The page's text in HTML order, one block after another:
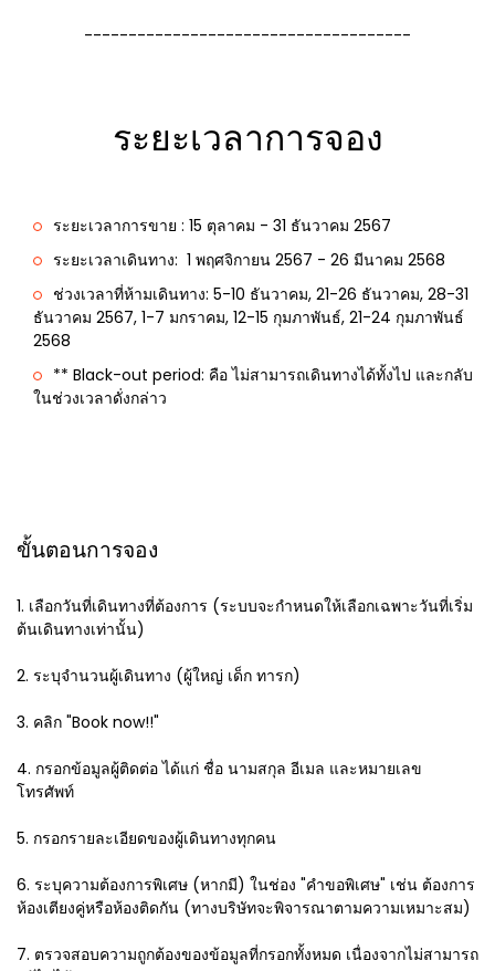
-------------------------------------
ระยะเวลาการจอง
ระยะเวลาการขาย : 15 ตุลาคม - 31 ธันวาคม 2567
ระยะเวลาเดินทาง: 1 พฤศจิกายน 2567 - 26 มีนาคม 2568
ช่วงเวลาที่ห้ามเดินทาง: 5-10 ธันวาคม, 21-26 ธันวาคม, 28-31
ธันวาคม 2567, 1-7 มกราคม, 12-15 กุมภาพันธ์, 21-24 กุมภาพันธ์
2568
** Black-out period: คือ ไม่สามารถเดินทางได้ทั้งไป และกลับ
ในช่วงเวลาดั่งกล่าว
ขั้นตอนการจอง
1. เลือกวันที่เดินทางที่ต้องการ (ระบบจะกำหนดให้เลือกเฉพาะวันที่เริ่ม
ต้นเดินทางเท่านั้น)
2. ระบุจำนวนผู้เดินทาง (ผู้ใหญ่ เด็ก ทารก)
3. คลิก "Book now!!"
4. กรอกข้อมูลผู้ติดต่อ ได้แก่ ชื่อ นามสกุล อีเมล และหมายเลข
โทรศัพท์
5. กรอกรายละเอียดของผู้เดินทางทุกคน
6. ระบุความต้องการพิเศษ (หากมี) ในช่อง "คำขอพิเศษ" เช่น ต้องการ
ห้องเตียงคู่หรือห้องติดกัน (ทางบริษัทจะพิจารณาตามความเหมาะสม)
7. ตรวจสอบความถูกต้องของข้อมูลที่กรอกทั้งหมด เนื่องจากไม่สามารถ